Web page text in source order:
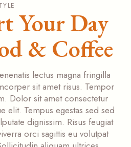
Your Day
& Coffee
lectus magna fringilla
sit amet risus. Tempor
Dolor sit amet consectetur
elit. Tempus egestas sed sed
dignissim. Risus feugiat
orci sagittis eu volutpat